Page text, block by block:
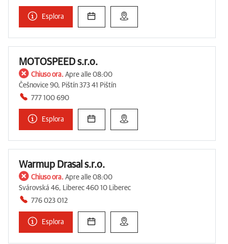
Esplora
MOTOSPEED s.r.o.
Chiuso ora. Apre alle 08:00
Češnovice 90, Pištín 373 41 Pištín
777 100 690
Esplora
Warmup Drasal s.r.o.
Chiuso ora. Apre alle 08:00
Svárovská 46, Liberec 460 10 Liberec
776 023 012
Esplora